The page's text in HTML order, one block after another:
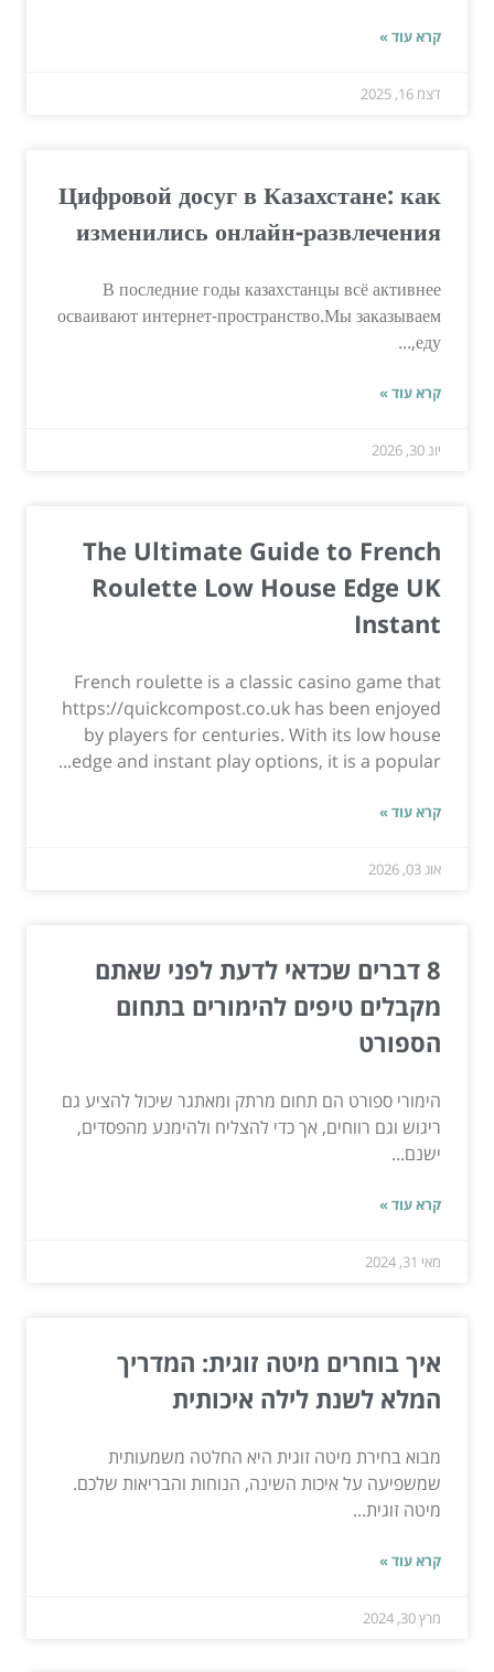
קרא עוד »
דצמ 16, 2025
Цифровой досуг в Казахстане: как
изменились онлайн-развлечения
В последние годы казахстанцы всё активнее
осваивают интернет-пространство.Мы заказываем
еду,...
קרא עוד »
יונ 30, 2026
The Ultimate Guide to French
Roulette Low House Edge UK
Instant
French roulette is a classic casino game that
https://quickcompost.co.uk has been enjoyed
by players for centuries. With its low house
edge and instant play options, it is a popular...
קרא עוד »
אוג 03, 2026
8 דברים שכדאי לדעת לפני שאתם
מקבלים טיפים להימורים בתחום
הספורט
הימורי ספורט הם תחום מרתק ומאתגר שיכול להציע גם
ריגוש וגם רווחים, אך כדי להצליח ולהימנע מהפסדים,
ישנם...
קרא עוד »
מאי 31, 2024
איך בוחרים מיטה זוגית: המדריך
המלא לשנת לילה איכותית
מבוא בחירת מיטה זוגית היא החלטה משמעותית
שמשפיעה על איכות השינה, הנוחות והבריאות שלכם.
מיטה זוגית...
קרא עוד »
מרץ 30, 2024